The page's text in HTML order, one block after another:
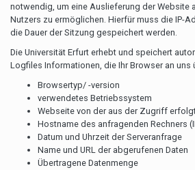
notwendig, um eine Auslieferung der Website
Nutzers zu ermöglichen. Hierfür muss die IP-
die Dauer der Sitzung gespeichert werden.
Die Universität Erfurt erhebt und speichert
Logfiles Informationen, die Ihr Browser an uns
Browsertyp/ -version
verwendetes Betriebssystem
Webseite von der aus der Zugriff
Hostname des anfragenden Rechners
Datum und Uhrzeit der Serveranfrage
Name und URL der abgerufenen Daten
Übertragene Datenmenge